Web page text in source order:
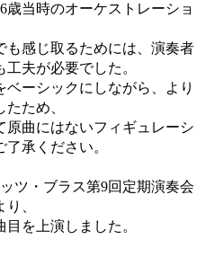
歳当時のオーケストレーショ
も感じ取るためには、演奏者
夫が必要でした。
ーシックにしながら、より
ため、
曲にはないフィギュレーシ
承ください。
ツ・ブラス第9回定期演奏会
、
を上演しました。